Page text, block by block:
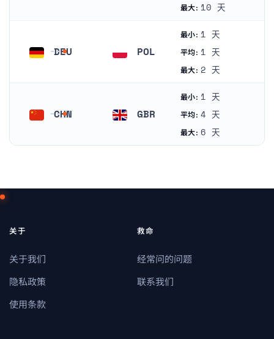
最大: 10 天
DEU POL
最小: 1 天
平均: 1 天
最大: 2 天
CHN GBR
最小: 1 天
平均: 4 天
最大: 6 天
关于
关于我们
隐私政策
使用条款
救命
经常问的问题
联系我们